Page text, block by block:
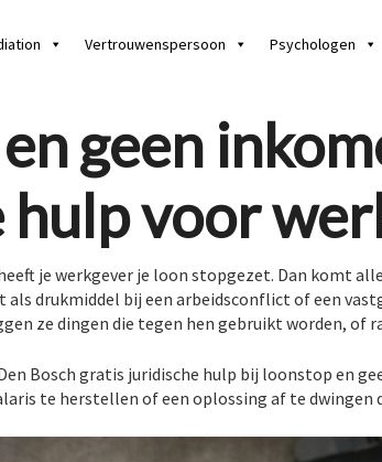
Vertrouwenspersoon Psychologen
geen
hulp voor
je werkgever je loon stopgezet. Dan komt
drukmiddel bij een arbeidsconflict of een
ze dingen die tegen hen gebruikt worden, of
Bosch gratis juridische hulp bij loonstop en
te herstellen of een oplossing af te dwingen